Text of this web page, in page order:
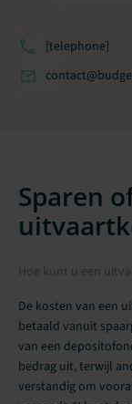
[telephone]
Sparen
Hoe kunt u een
De kosten van een
betaald vanuit
van een
bedrag uit, terwijl
verstandig om